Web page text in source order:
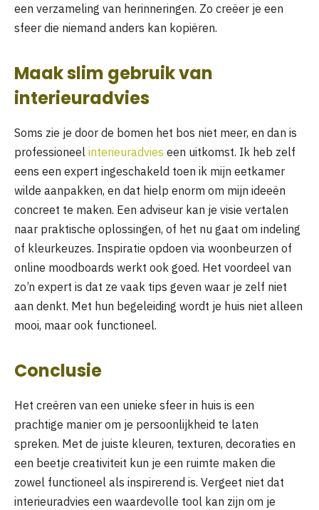
een verzameling van herinneringen. Zo creëer je een
sfeer die niemand anders kan kopiëren.
Maak slim gebruik van
interieuradvies
Soms zie je door de bomen het bos niet meer, en dan is
professioneel interieuradvies een uitkomst. Ik heb zelf
eens een expert ingeschakeld toen ik mijn eetkamer
wilde aanpakken, en dat hielp enorm om mijn ideeën
concreet te maken. Een adviseur kan je visie vertalen
naar praktische oplossingen, of het nu gaat om indeling
of kleurkeuzes. Inspiratie opdoen via woonbeurzen of
online moodboards werkt ook goed. Het voordeel van
zo’n expert is dat ze vaak tips geven waar je zelf niet
aan denkt. Met hun begeleiding wordt je huis niet alleen
mooi, maar ook functioneel.
Conclusie
Het creëren van een unieke sfeer in huis is een
prachtige manier om je persoonlijkheid te laten
spreken. Met de juiste kleuren, texturen, decoraties en
een beetje creativiteit kun je een ruimte maken die
zowel functioneel als inspirerend is. Vergeet niet dat
interieuradvies een waardevolle tool kan zijn om je